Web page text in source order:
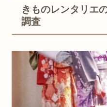
きものレンタリエ
調査